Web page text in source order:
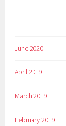
June 2020
April 2019
March 2019
February 2019